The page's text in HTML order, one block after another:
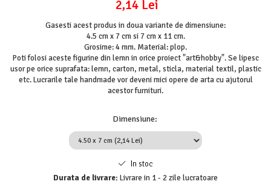
2,14 Lei
Gasesti acest produs in doua variante de dimensiune:
4.5 cm x 7 cm si 7 cm x 11 cm.
Grosime: 4 mm. Material: plop.
Poti folosi aceste figurine din lemn in orice proiect "art&hobby". Se lipesc
usor pe orice suprafata: lemn, carton, metal, sticla, material textil, plastic
etc. Lucrarile tale handmade vor deveni mici opere de arta cu ajutorul
acestor furnituri.
Dimensiune:
In stoc
Durata de livrare: Livrare in 1 - 2 zile lucratoare